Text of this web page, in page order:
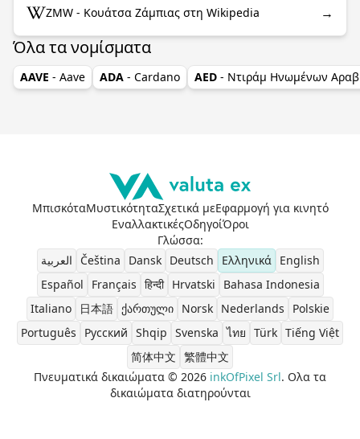
ZMW - Κουάτσα Ζάμπιας στη Wikipedia →
Όλα τα νομίσματα
AAVE - Aave ADA - Cardano AED - Ντιράμ Ηνωμένων
ΜπισκόταΜυστικότηταΣχετικά μεΕφαρμογή για κινητό
ΕναλλακτικέςΟδηγοίΌροι
Γλώσσα:
العربية
Čeština Dansk Deutsch Ελληνικά
English
Español
Français हिन्दी Hrvatski
Bahasa Indonesia
Italiano
日本語 ქართული Norsk Nederlands
Polskie
Português
Pусский Shqip Svenska ไทย Türk Tiếng Việt
简体中文 繁體中文
Πνευματικά δικαιώματα © 2026 inkOfPixel Srl. Ολα τα
δικαιώματα διατηρούνται